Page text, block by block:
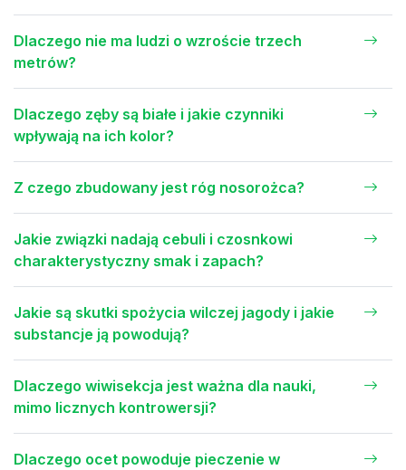
Dlaczego nie ma ludzi o wzroście trzech
metrów?
Dlaczego zęby są białe i jakie czynniki
wpływają na ich kolor?
Z czego zbudowany jest róg nosorożca?
Jakie związki nadają cebuli i czosnkowi
charakterystyczny smak i zapach?
Jakie są skutki spożycia wilczej jagody i jakie
substancje ją powodują?
Dlaczego wiwisekcja jest ważna dla nauki,
mimo licznych kontrowersji?
Dlaczego ocet powoduje pieczenie w